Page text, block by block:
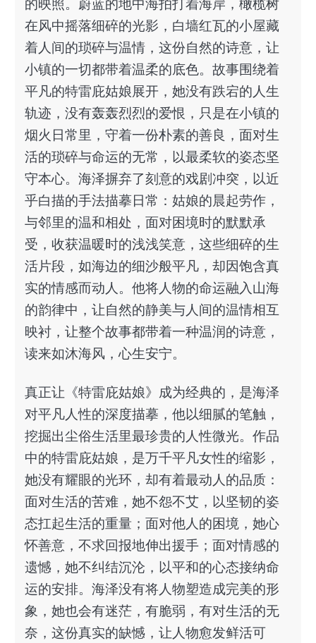
的映照。蔚蓝的地中海拍打着海岸，橄榄树
在风中摇落细碎的光影，白墙红瓦的小屋藏
着人间的琐碎与温情，这份自然的诗意，让
小镇的一切都带着温柔的底色。故事围绕着
平凡的特雷庇姑娘展开，她没有跌宕的人生
轨迹，没有轰轰烈烈的爱恨，只是在小镇的
烟火日常里，守着一份朴素的善良，面对生
活的琐碎与命运的无常，以最柔软的姿态坚
守本心。海泽摒弃了刻意的戏剧冲突，以近
乎白描的手法描摹日常：姑娘的晨起劳作，
与邻里的温和相处，面对困境时的默默承
受，收获温暖时的浅浅笑意，这些细碎的生
活片段，如海边的细沙般平凡，却因饱含真
实的情感而动人。他将人物的命运融入山海
的韵律中，让自然的静美与人间的温情相互
映衬，让整个故事都带着一种温润的诗意，
读来如沐海风，心生安宁。
真正让《特雷庇姑娘》成为经典的，是海泽
对平凡人性的深度描摹，他以细腻的笔触，
挖掘出尘俗生活里最珍贵的人性微光。作品
中的特雷庇姑娘，是万千平凡女性的缩影，
她没有耀眼的光环，却有着最动人的品质：
面对生活的苦难，她不怨不艾，以坚韧的姿
态扛起生活的重量；面对他人的困境，她心
怀善意，不求回报地伸出援手；面对情感的
遗憾，她不纠结沉沦，以平和的心态接纳命
运的安排。海泽没有将人物塑造成完美的形
象，她也会有迷茫，有脆弱，有对生活的无
奈，这份真实的缺憾，让人物愈发鲜活可